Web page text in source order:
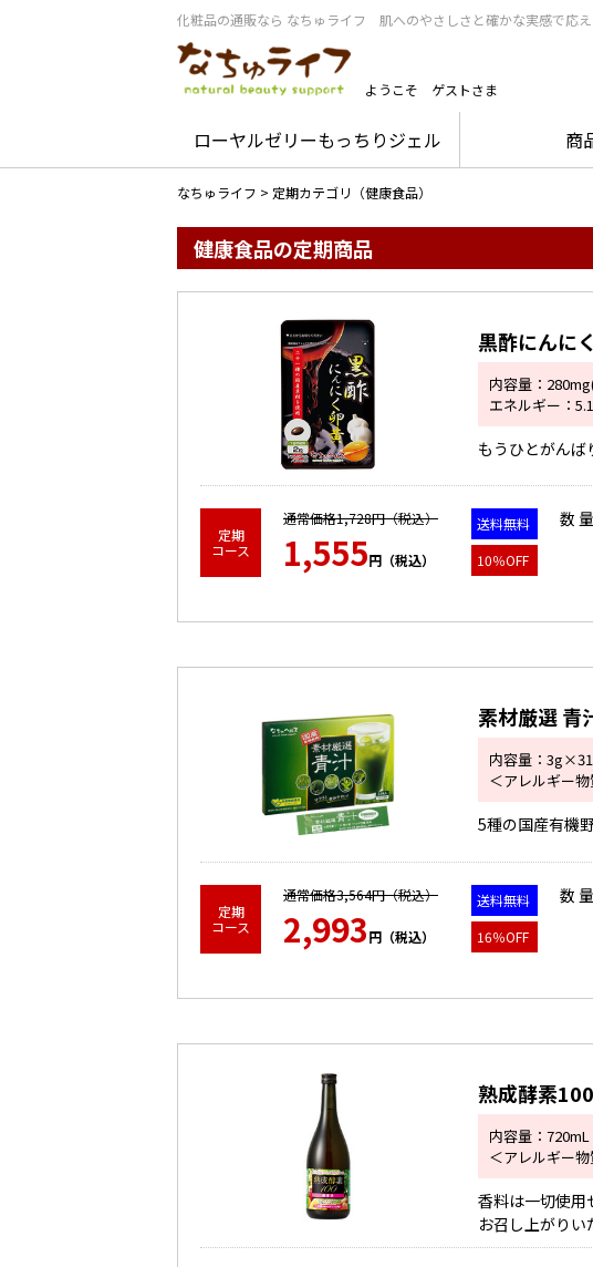
化粧品の通販なら なちゅライフ 肌へのやさしさと確かな実感で応
ようこそ ゲストさま
ローヤルゼリーもっちりジェル 商
なちゅライフ > 定期カテゴリ（健康食品）
健康食品の定期商品
黒酢にんに
内容量：
エネルギー：
もうひとがんば
定期
コース
通常価格1,728円（税込）
1,555円（税込）
送料無料
10％OFF
数
素材厳選 青
内容量：
＜アレルギー
5種の国産有機
定期
コース
通常価格3,564円（税込）
2,993円（税込）
送料無料
16％OFF
数
詳細をみる
熟成酵素100
内容量：
＜アレルギー
香料は一切使用
お召し上がりい